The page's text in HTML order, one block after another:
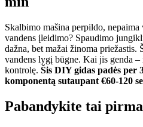
Skalbimo mašina perpildo, nepaima
vandens įleidimo? Spaudimo
dažna, bet mažai žinoma priežastis.
vandens lygį būgne. Kai jis genda
kontrolę. Šis DIY gidas padės per
komponentą sutaupant €60-120
Pabandykite tai